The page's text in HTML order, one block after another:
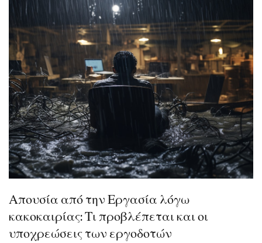
Απουσία από την Εργασία λόγω
κακοκαιρίας: Τι προβλέπεται και οι
υποχρεώσεις των εργοδοτών